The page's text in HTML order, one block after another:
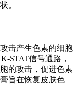
。
击产生色素的细胞
STAT信号通路，
的攻击，促进色素
旨在恢复皮肤色